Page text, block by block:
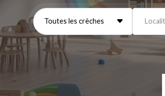
Toutes les crèches